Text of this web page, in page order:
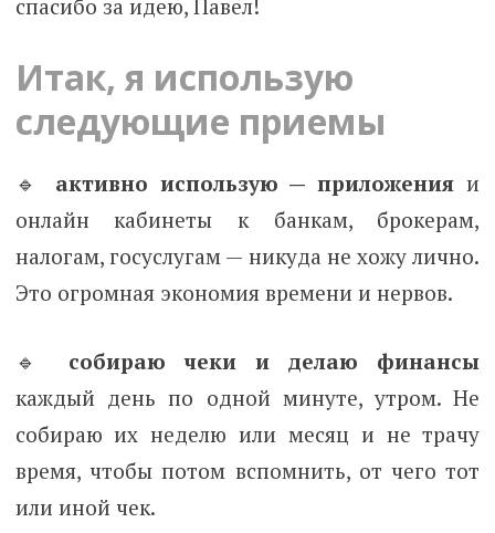
спасибо за идею, Павел!
Итак, я использую
следующие приемы
🔹 активно использую — приложения и
онлайн кабинеты к банкам, брокерам,
налогам, госуслугам — никуда не хожу лично.
Это огромная экономия времени и нервов.
🔹 собираю чеки и делаю финансы
каждый день по одной минуте, утром. Не
собираю их неделю или месяц и не трачу
время, чтобы потом вспомнить, от чего тот
или иной чек.